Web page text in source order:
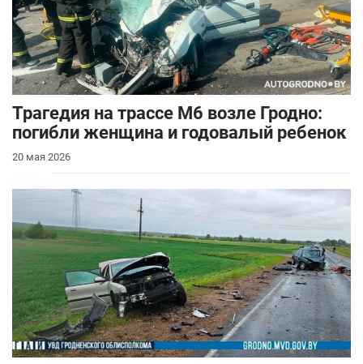
Трагедия на трассе М6 возле Гродно:
погибли женщина и годовалый ребенок
20 мая 2026